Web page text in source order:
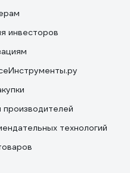
инвесторов
технологий